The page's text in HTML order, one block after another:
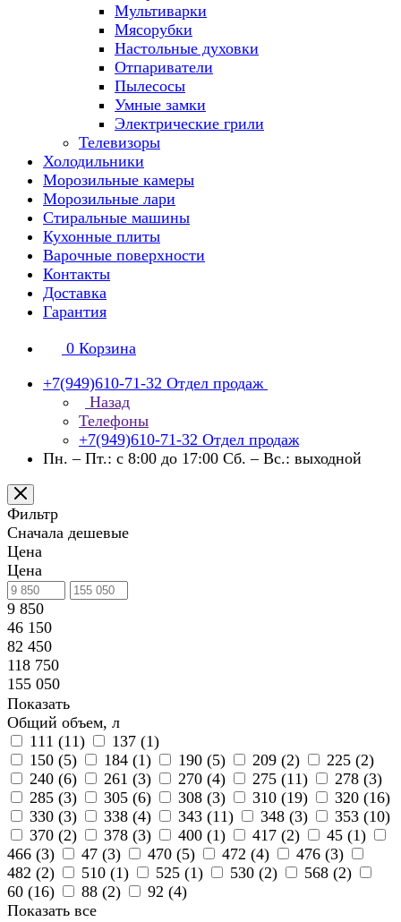
Мультиварки
Мясорубки
Настольные духовки
Отпариватели
Пылесосы
Умные замки
Электрические грили
Телевизоры
Холодильники
Морозильные камеры
Морозильные лари
Стиральные машины
Кухонные плиты
Варочные поверхности
Контакты
Доставка
Гарантия
0 Корзина
+7(949)610-71-32 Отдел продаж
Назад
Телефоны
+7(949)610-71-32 Отдел продаж
Пн. – Пт.: с 8:00 до 17:00 Сб. – Вс.: выходной
Фильтр
Сначала дешевые
Цена
Цена
9 850
46 150
82 450
118 750
155 050
Показать
Общий объем, л
111 (11) 137 (1)
150 (5) 184 (1) 190 (5) 209 (2) 225 (2)
240 (6) 261 (3) 270 (4) 275 (11) 278 (3)
285 (3) 305 (6) 308 (3) 310 (19) 320 (16)
330 (3) 338 (4) 343 (11) 348 (3) 353 (10)
370 (2) 378 (3) 400 (1) 417 (2) 45 (1)
466 (3) 47 (3) 470 (5) 472 (4) 476 (3)
482 (2) 510 (1) 525 (1) 530 (2) 568 (2)
60 (16) 88 (2) 92 (4)
Показать все